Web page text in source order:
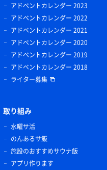
アドベントカレンダー 2023
アドベントカレンダー 2022
アドベントカレンダー 2021
アドベントカレンダー 2020
アドベントカレンダー 2019
アドベントカレンダー 2018
ライター募集
取り組み
水曜サ活
のんあるサ飯
施設のおすすめサウナ飯
アプリ作ります